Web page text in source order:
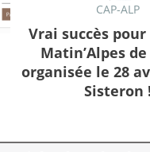
CAP-ALP
Vrai succès
Matin’Alpes de
organisée le 28
Sisteron !